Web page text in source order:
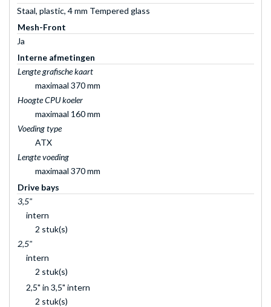
Staal, plastic, 4 mm Tempered glass
Mesh-Front
Ja
Interne afmetingen
Lengte grafische kaart
maximaal 370 mm
Hoogte CPU koeler
maximaal 160 mm
Voeding type
ATX
Lengte voeding
maximaal 370 mm
Drive bays
3,5"
intern
2 stuk(s)
2,5"
intern
2 stuk(s)
2,5" in 3,5" intern
2 stuk(s)